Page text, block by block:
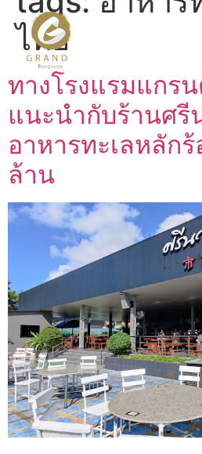
ไทย
ทางโรงแรมแกร
แนะนำกับร้านศ
อาหารทะเลหลัก
ล้าน